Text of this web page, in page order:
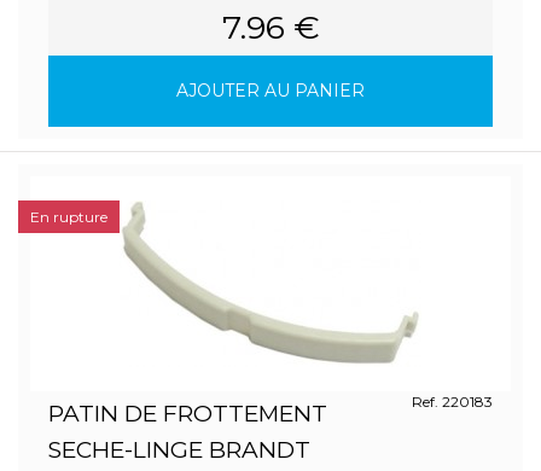
7.96 €
AJOUTER AU PANIER
PATIN DE FROTTEMENT
SECHE-LINGE BRANDT
Ref. 220183
En rupture